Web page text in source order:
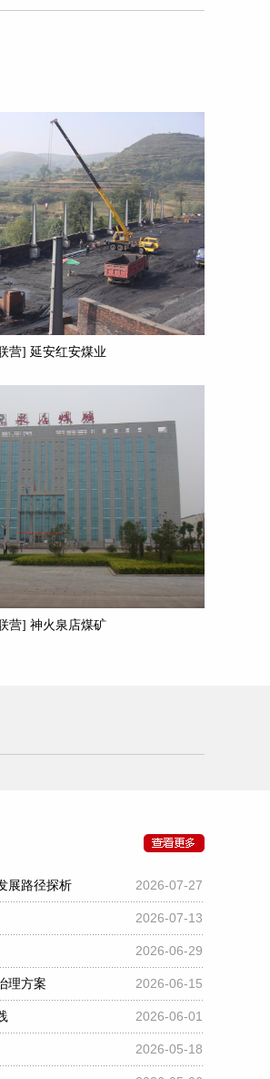
营业执照
营] 延安红安煤业
营] 神火泉店煤矿
2026-07-27
展路径探析
2026-07-13
2026-06-29
2026-06-15
理方案
2026-06-01
2026-05-18